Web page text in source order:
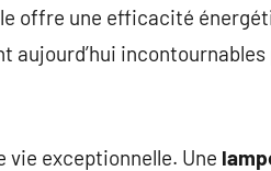
offre une efficacité
aujourd’hui incontournables
vie exceptionnelle. Une